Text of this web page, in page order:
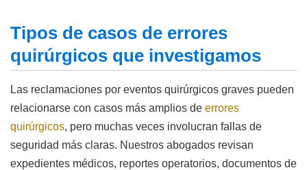
Tipos de casos de errores
quirúrgicos que investigamos
Las reclamaciones por eventos quirúrgicos graves pueden
relacionarse con casos más amplios de errores
quirúrgicos, pero muchas veces involucran fallas de
seguridad más claras. Nuestros abogados revisan
expedientes médicos, reportes operatorios, documentos de